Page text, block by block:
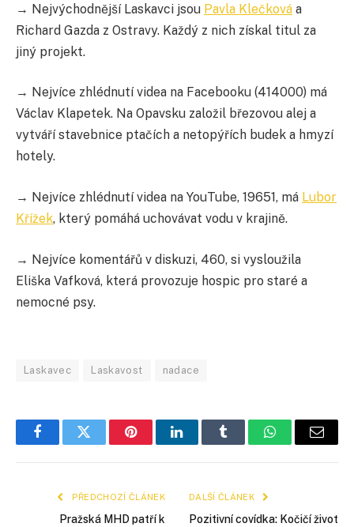
→ Nejvýchodnější Laskavci jsou Pavla Klečková a
Richard Gazda z Ostravy. Každý z nich získal titul za
jiný projekt.
→ Nejvíce zhlédnutí videa na Facebooku (414000) má
Václav Klapetek. Na Opavsku založil březovou alej a
vytváří stavebnice ptačích a netopýřích budek a hmyzí
hotely.
→ Nejvíce zhlédnutí videa na YouTube, 19651, má Lubor
Křížek, který pomáhá uchovávat vodu v krajině.
→ Nejvíce komentářů v diskuzi, 460, si vysloužila
Eliška Vafková, která provozuje hospic pro staré a
nemocné psy.
Laskavec Laskavost nadace
FacebookTwitter PinterestLinkedInTumblr WhatsApp
E-
PŘEDCHOZÍ ČLÁNEK
Pražská MHD patří k
DALŠÍ ČLÁNEK
Pozitivní covídka: Kočičí život